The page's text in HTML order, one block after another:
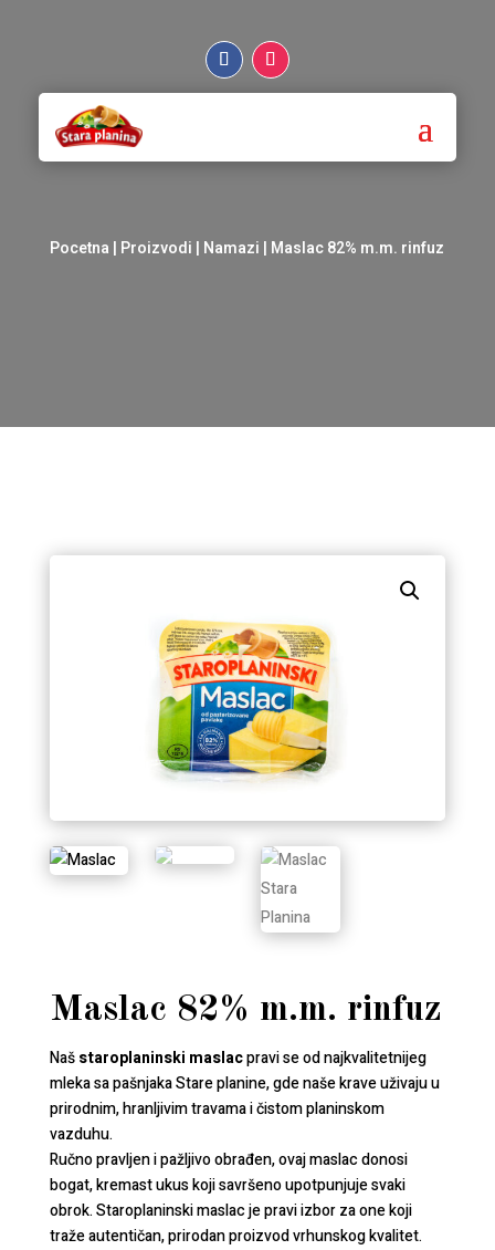
Pocetna | Proizvodi | Namazi | Maslac 82% m.m. rinfuz
Maslac 82% m.m. rinfuz
Našstaroplaninski maslacpravi se od najkvalitetnijeg
mleka sa pašnjaka Stare planine, gde naše krave uživaju u
prirodnim, hranljivim travama i čistom planinskom
vazduhu.
Ručno pravljen i pažljivo obrađen, ovaj maslac donosi
bogat, kremast ukus koji savršeno upotpunjuje svaki
obrok. Staroplaninski maslac je pravi izbor za one koji
traže autentičan, prirodan proizvod vrhunskog kvalitet.